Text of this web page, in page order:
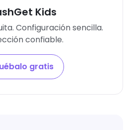
Kids
Configuración sencilla.
confiable.
gratis